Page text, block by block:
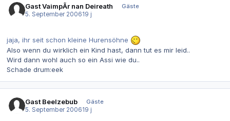
Gast VaimpÃ­r nan Deireath
Gäste
5. September 200619 j
jaja, ihr seit schon kleine Hurensöhne
Also wenn du wirklich ein Kind hast, dann tut es mir leid..
Wird dann wohl auch so ein Assi wie du..
Schade drum:eek
Gast Beelzebub
Gäste
5. September 200619 j